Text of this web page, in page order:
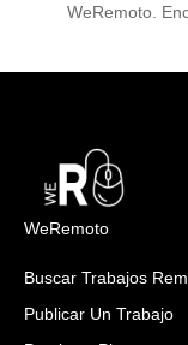
WeRemoto.
WeRemoto
Buscar Trabajos
Publicar Un Trabajo